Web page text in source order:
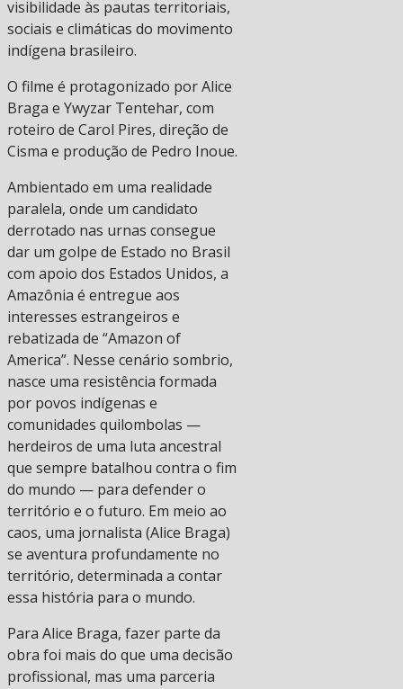
visibilidade às pautas territoriais,
sociais e climáticas do movimento
indígena brasileiro.
O filme é protagonizado por Alice
Braga e Ywyzar Tentehar, com
roteiro de Carol Pires, direção de
Cisma e produção de Pedro Inoue.
Ambientado em uma realidade
paralela, onde um candidato
derrotado nas urnas consegue
dar um golpe de Estado no Brasil
com apoio dos Estados Unidos, a
Amazônia é entregue aos
interesses estrangeiros e
rebatizada de “Amazon of
America”. Nesse cenário sombrio,
nasce uma resistência formada
por povos indígenas e
comunidades quilombolas —
herdeiros de uma luta ancestral
que sempre batalhou contra o fim
do mundo — para defender o
território e o futuro. Em meio ao
caos, uma jornalista (Alice Braga)
se aventura profundamente no
território, determinada a contar
essa história para o mundo.
Para Alice Braga, fazer parte da
obra foi mais do que uma decisão
profissional, mas uma parceria